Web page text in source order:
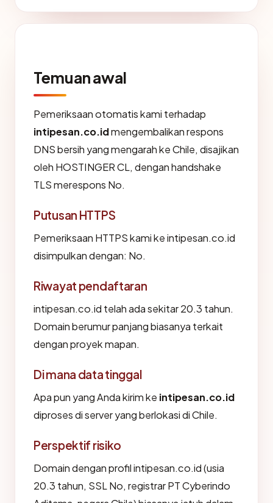
Temuan awal
Pemeriksaan otomatis kami terhadap
intipesan.co.idmengembalikan respons
DNS bersih yang mengarah ke Chile, disajikan
oleh HOSTINGER CL, dengan handshake
TLS merespons No.
Putusan HTTPS
Pemeriksaan HTTPS kami ke intipesan.co.id
disimpulkan dengan: No.
Riwayat pendaftaran
intipesan.co.id telah ada sekitar 20.3 tahun.
Domain berumur panjang biasanya terkait
dengan proyek mapan.
Di mana data tinggal
Apa pun yang Anda kirim ke intipesan.co.id
diproses di server yang berlokasi di Chile.
Perspektif risiko
Domain dengan profil intipesan.co.id (usia
20.3 tahun, SSL No, registrar PT Cyberindo